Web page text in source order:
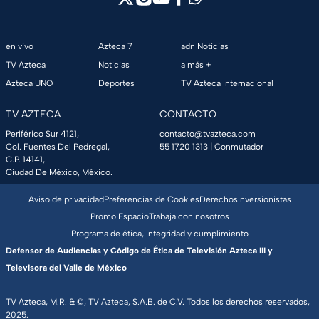
en vivo
TV Azteca
Azteca UNO
Azteca 7
Noticias
Deportes
adn Noticias
a más +
TV Azteca Internacional
TV AZTECA
Periférico Sur 4121,
Col. Fuentes Del Pedregal,
C.P. 14141,
Ciudad De México, México.
CONTACTO
contacto@tvazteca.com
55 1720 1313 | Conmutador
TV Azteca, M.R. & ©, TV Azteca, S.A.B. de C.V. Todos los derechos reservados,
2025.
Aviso de privacidadPreferencias de CookiesDerechosInversionistas
Promo EspacioTrabaja con nosotros
Programa de ética, integridad y cumplimiento
Defensor de Audiencias y Código de Ética de Televisión Azteca III y
Televisora del Valle de México